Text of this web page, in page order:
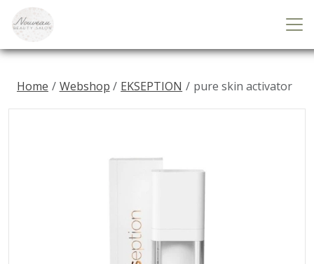
Home Webshop EKSEPTION pure skin activator